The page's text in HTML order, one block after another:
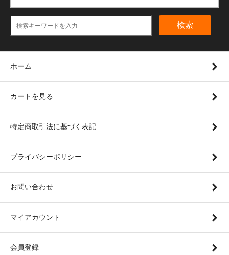
検索
ホーム
カートを見る
特定商取引法に基づく表記
プライバシーポリシー
お問い合わせ
マイアカウント
会員登録